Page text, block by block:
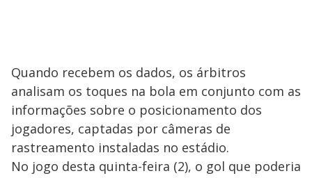
Quando recebem os dados, os árbitros
analisam os toques na bola em conjunto com as
informações sobre o posicionamento dos
jogadores, captadas por câmeras de
rastreamento instaladas no estádio.
No jogo desta quinta-feira (2), o gol que poderia